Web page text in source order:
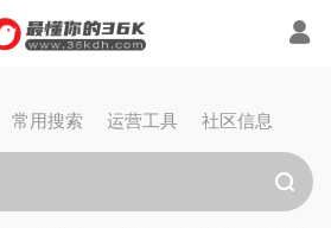
常用搜索 运营工具 社区信息